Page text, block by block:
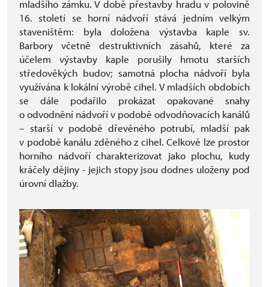
mladšího zámku. V době přestavby hradu v polovině
16. století se horní nádvoří stává jedním velkým
staveništěm: byla doložena výstavba kaple sv.
Barbory včetně destruktivních zásahů, které za
účelem výstavby kaple porušily hmotu starších
středověkých budov; samotná plocha nádvoří byla
využívána k lokální výrobě cihel. V mladších obdobích
se dále podařilo prokázat opakované snahy
o odvodnění nádvoří v podobě odvodňovacích kanálů
– starší v podobě dřevěného potrubí, mladší pak
v podobě kanálu zděného z cihel. Celkově lze prostor
horního nádvoří charakterizovat jako plochu, kudy
kráčely dějiny - jejich stopy jsou dodnes uloženy pod
úrovní dlažby.